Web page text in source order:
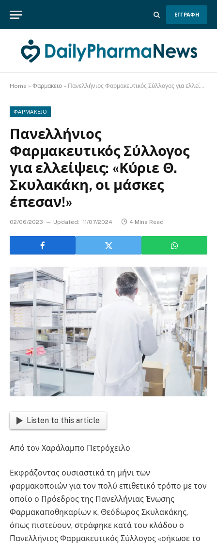
ΕΓΓΡΑΦΗ
Home » Φαρμακειο » Πανελλήνιος Φαρμακευτικός Σύλλογος για ελλείψεις: «Κύριε Θ. Σκυλακάκη, οι μάσκες έπεσαν!»
ΦΑΡΜΑΚΕΙΟ
Πανελλήνιος
Φαρμακευτικός Σύλλογος
για ελλείψεις: «Κύριε Θ.
Σκυλακάκη, οι μάσκες
έπεσαν!»
02/06/2023 Updated: 11/07/2024 4 Mins Read
Listen to this article
Από τον Χαράλαμπο Πετρόχειλο
Εκφράζοντας ουσιαστικά τη μήνι των
φαρμακοποιών για τον πολύ επιθετικό τρόπο με τον
οποίο ο Πρόεδρος της Πανελλήνιας Ένωσης
Φαρμακαποθηκαρίων κ. Θεόδωρος Σκυλακάκης,
όπως πιστεύουν, στράφηκε κατά του κλάδου ο
Πανελλήνιος Φαρμακευτικός Σύλλογος «σήκωσε το